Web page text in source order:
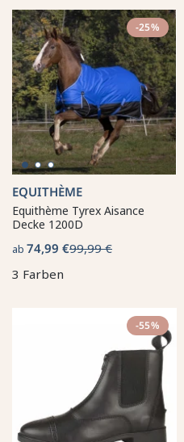
-25%
EQUITHÈME
Equithème Tyrex Aisance
Decke 1200D
ab 74,99 €99,99 €
3 Farben
-55%